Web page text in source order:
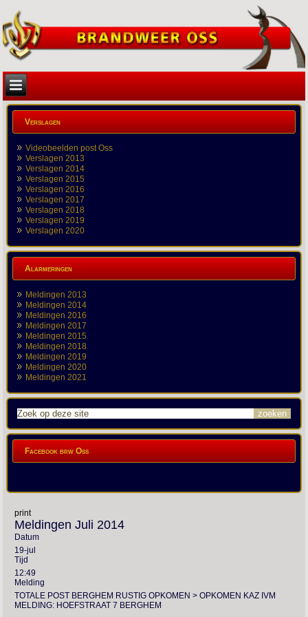
Verslagen
Videobeelden post Oss
Verslagen 2013
Verslagen 2014
Verslagen 2015
Verslagen 2016
Verslagen 2017
Verslagen 2018
Verslagen 2019
Verslagen 2020
Alarmeringen
Meldingen 2013
Meldingen 2014
Meldingen 2016
Meldingen 2017
Meldingen 2015
Meldingen 2018
Meldingen 2019
Meldingen 2020
Meldingen 2021
Facebook brw Oss
print
Meldingen Juli 2014
Datum
19-jul
Tijd
12:49
Melding
TOTALE POST BERGHEM RUSTIG OPKOMEN > OPKOMEN KAZ IVM
MELDING: HOEFSTRAAT 7 BERGHEM